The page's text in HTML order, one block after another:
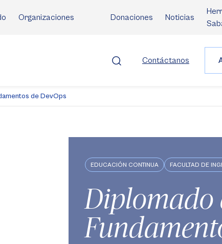
Organizaciones Donaciones Noticias
Contáctanos
de DevOps
EDUCACIÓN CONTINUA FACULTAD DE
Diplomado